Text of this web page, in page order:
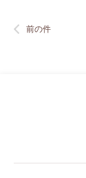
前の件